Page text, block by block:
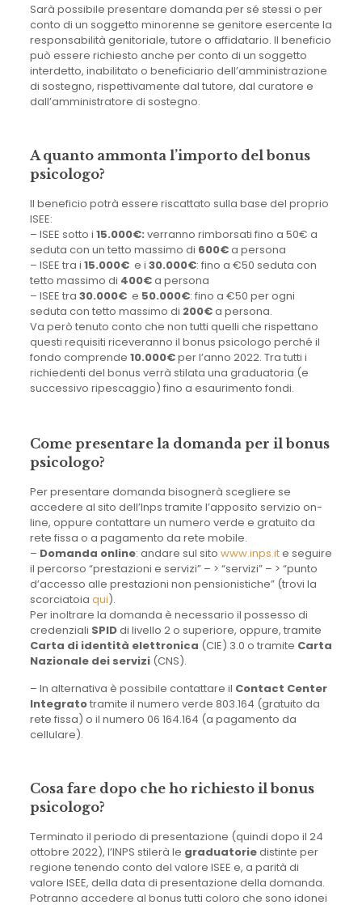
Sarà possibile presentare domanda per sé stessi o per
conto di un soggetto minorenne se genitore esercente la
responsabilità genitoriale, tutore o affidatario. Il beneficio
può essere richiesto anche per conto di un soggetto
interdetto, inabilitato o beneficiario dell’amministrazione
di sostegno, rispettivamente dal tutore, dal curatore e
dall’amministratore di sostegno.
A quanto ammonta l’importo del bonus
psicologo?
Il beneficio potrà essere riscattato sulla base del proprio
ISEE:
– ISEE sotto i 15.000€: verranno rimborsati fino a 50€ a
seduta con un tetto massimo di 600€a persona
– ISEE tra i 15.000€e i 30.000€: fino a €50 seduta con
tetto massimo di 400€a persona
– ISEE tra 30.000€e 50.000€: fino a €50 per ogni
seduta con tetto massimo di 200€a persona.
Va però tenuto conto che non tutti quelli che rispettano
questi requisiti riceveranno il bonus psicologo perché il
fondo comprende 10.000€per l’anno 2022. Tra tutti i
richiedenti del bonus verrà stilata una graduatoria (e
successivo ripescaggio) fino a esaurimento fondi.
Come presentare la domanda per il bonus
psicologo?
Per presentare domanda bisognerà scegliere se
accedere al sito dell’Inps tramite l’apposito servizio on-
line, oppure contattare un numero verde e gratuito da
rete fissa o a pagamento da rete mobile.
– Domanda online: andare sul sito www.inps.ite seguire
il percorso “prestazioni e servizi” – > “servizi” – > “punto
d’accesso alle prestazioni non pensionistiche” (trovi la
scorciatoia qui).
Per inoltrare la domanda è necessario il possesso di
credenziali SPIDdi livello 2 o superiore, oppure, tramite
Carta di identità elettronica (CIE) 3.0 o tramite Carta
Nazionale dei servizi(CNS).
– In alternativa è possibile contattare il Contact Center
Integratotramite il numero verde 803.164 (gratuito da
rete fissa) o il numero 06 164.164 (a pagamento da
cellulare).
Cosa fare dopo che ho richiesto il bonus
psicologo?
Terminato il periodo di presentazione (quindi dopo il 24
ottobre 2022), l’INPS stilerà le graduatoriedistinte per
regione tenendo conto del valore ISEE e, a parità di
valore ISEE, della data di presentazione della domanda.
Potranno accedere al bonus tutti coloro che sono idonei